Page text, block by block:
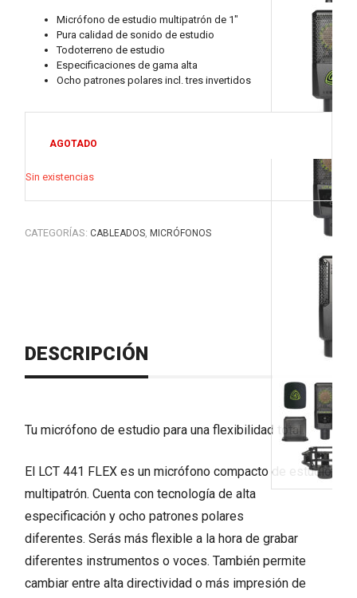
Micrófono de estudio multipatrón de 1″
Pura calidad de sonido de estudio
Todoterreno de estudio
Especificaciones de gama alta
Ocho patrones polares incl. tres invertidos
AGOTADO
Sin existencias
CATEGORÍAS: CABLEADOS MICRÓFONOS
DESCRIPCIÓN
Tu micrófono de estudio para una flexibilidad total.
El LCT 441 FLEX es un micrófono compacto de estudio
multipatrón. Cuenta con tecnología de alta
especificación y ocho patrones polares
diferentes. Serás más flexible a la hora de grabar
diferentes instrumentos o voces. También permite
cambiar entre alta directividad o más impresión de